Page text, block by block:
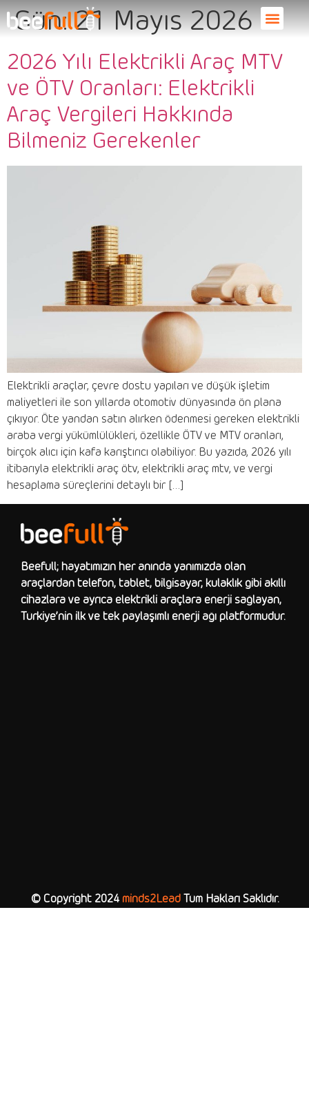
Gün:21 Mayıs 2026
2026 Yılı Elektrikli Araç MTV
ve ÖTV Oranları: Elektrikli
Araç Vergileri Hakkında
Bilmeniz Gerekenler
Elektrikli araçlar, çevre dostu yapıları ve düşük işletim
maliyetleri ile son yıllarda otomotiv dünyasında ön plana
çıkıyor. Öte yandan satın alırken ödenmesi gereken elektrikli
araba vergi yükümlülükleri, özellikle ÖTV ve MTV oranları,
birçok alıcı için kafa karıştırıcı olabiliyor. Bu yazıda, 2026 yılı
itibarıyla elektrikli araç ötv, elektrikli araç mtv, ve vergi
hesaplama süreçlerini detaylı bir […]
Beefull; hayatımızın her anında yanımızda olan
araçlardan telefon, tablet, bilgisayar, kulaklık gibi akıllı
cihazlara ve ayrıca elektrikli araçlara enerji sağlayan,
Türkiye’nin ilk ve tek paylaşımlı enerji ağı platformudur.
© Copyright 2024 minds2LeadTüm Hakları Saklıdır.